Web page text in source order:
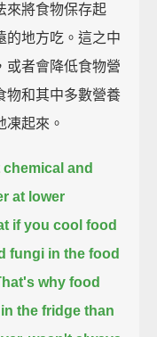
來將食物保存起
的地方吃。這之中
或者會降低食物營
物和其中多數營養
凍起來。
and
at lower
if you cool food
fungi in the food
why food
the fridge than